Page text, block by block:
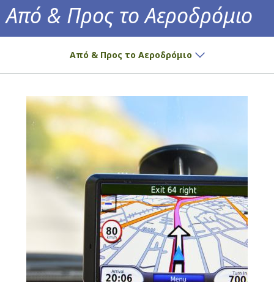
Από & Προς το Αεροδρόμιο
Από & Προς το Αεροδρόμιο